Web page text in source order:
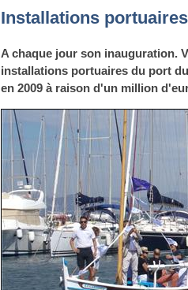
Installations
A chaque jour son inauguration.
installations portuaires du port
en 2009 à raison d'un million